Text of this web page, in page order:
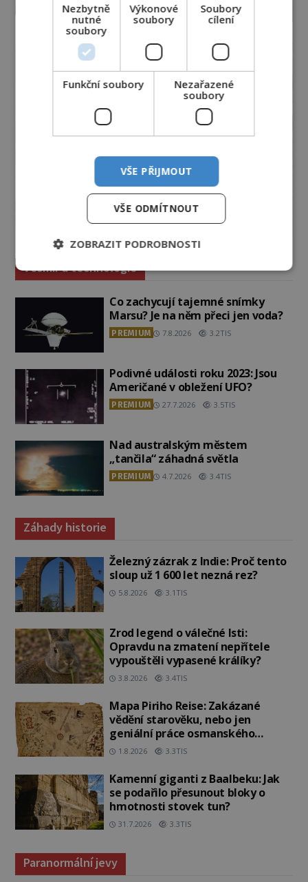
Vesmír a technologie
Co zachycují tajemné snímky
Marsu? Je na něm přeci jen voda?
PREMIUM 7.8.2026 3.2TIS
Podivné události roku 2023: Jsou
Američané v obležení UFO?
PREMIUM 27.7.2026 3.5TIS
Nad australským městem
„tančila“ záhadná světla
PREMIUM 4.7.2026 3.4TIS
Záhady historie
Železný zázrak z Indie: Proč tento
sloup už 1 600 let nezná rez?
5.8.2026 3.1TIS
Zrod legend o válečné lsti:
Opravdu na zmatení nepřítele
vypouštěli vypasené králíky?
3.8.2026 3.4TIS
Mapa Piriho Reise: Zakázané
vědění starověku, nebo jen
geniální práce osmanského
admirála?
1.8.2026 3.3TIS
Kamenní giganti z Baalbeku: Jak
se podařilo přesunout bloky o
hmotnosti stovek tun?
31.7.2026 3.3TIS
Paranormální jevy
Nezbytně
nutné
soubory
Výkonové
soubory
Soubory
cílení
Funkční soubory
Nezařazené
soubory
VŠE PŘIJMOUT
VŠE ODMÍTNOUT
ZOBRAZIT PODROBNOSTI